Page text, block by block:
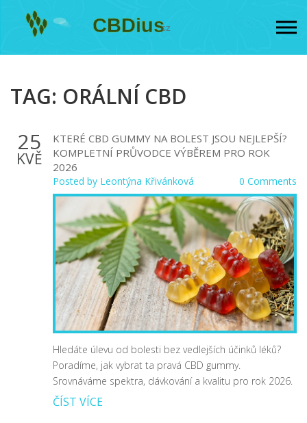
TAG: ORÁLNÍ CBD
25
KVĚ
KTERÉ CBD GUMMY NA BOLEST JSOU NEJLEPŠÍ?
KOMPLETNÍ PRŮVODCE VÝBĚREM PRO ROK
2026
Posted by Leontýna Křivánková 0 Comments
Hledáte úlevu od bolesti bez vedlejších účinků léků?
Poradíme, jak vybrat ta pravá CBD gummy.
Srovnáváme spektra, dávkování a kvalitu pro rok 2026.
ČÍST VÍCE